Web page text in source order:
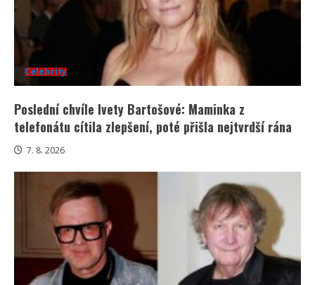
Celebrity
Poslední chvíle Ivety Bartošové: Maminka z
telefonátu cítila zlepšení, poté přišla nejtvrdší rána
7. 8. 2026